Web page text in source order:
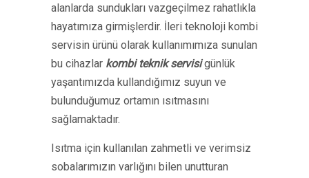
alanlarda sundukları vazgeçilmez rahatlıkla
hayatımıza girmişlerdir. İleri teknoloji kombi
servisin ürünü olarak kullanımımıza sunulan
bu cihazlar kombi teknik servisigünlük
yaşantımızda kullandığımız suyun ve
bulunduğumuz ortamın ısıtmasını
sağlamaktadır.
Isıtma için kullanılan zahmetli ve verimsiz
sobalarımızın varlığını bilen unutturan